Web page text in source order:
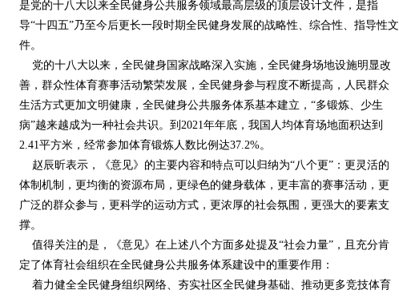
第05版
新闻
第06版
新闻
第07版
社会工作
第08版
社会工作
第09版
社会工作
是党的十八大以来全民健身公共服务领域最高层级的顶层设计文件，是指
导“十四五”乃至今后更长一段时期全民健身发展的战略性、综合性、指导性文
件。
党的十八大以来，全民健身国家战略深入实施，全民健身场地设施明显改
善，群众性体育赛事活动繁荣发展，全民健身参与程度不断提高，人民群众
生活方式更加文明健康，全民健身公共服务体系基本建立，“多锻炼、少生
病”越来越成为一种社会共识。到2021年年底，我国人均体育场地面积达到
2.41平方米，经常参加体育锻炼人数比例达37.2%。
赵辰昕表示，《意见》的主要内容和特点可以归纳为“八个更”：更灵活的
体制机制，更均衡的资源布局，更绿色的健身载体，更丰富的赛事活动，更
广泛的群众参与，更科学的运动方式，更浓厚的社会氛围，更强大的要素支
撑。
值得关注的是，《意见》在上述八个方面多处提及“社会力量”，且充分肯
定了体育社会组织在全民健身公共服务体系建设中的重要作用：
着力健全全民健身组织网络、夯实社区全民健身基础、推动更多竞技体育